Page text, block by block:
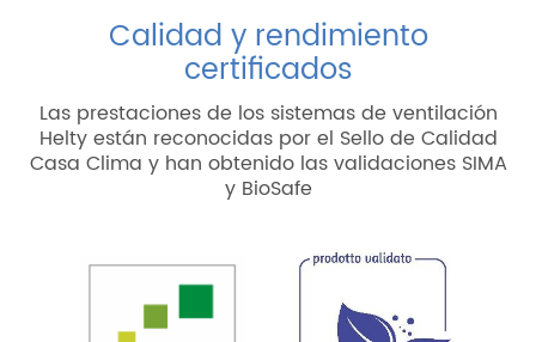
Calidad y rendimiento
certificados
Las prestaciones de los sistemas de ventilación
Helty están reconocidas por el Sello de Calidad
Casa Clima y han obtenido las validaciones SIMA
y BioSafe